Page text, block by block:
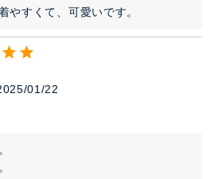
やすくて、可愛いです。
01/22